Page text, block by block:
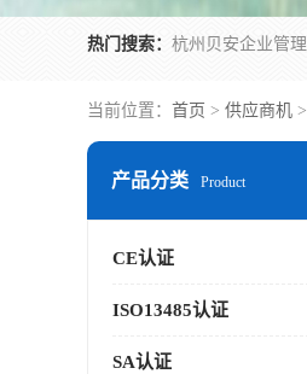
热门搜索：
当前位置： 首页 > 供应商机 >
产品分类 Product
CE认证
ISO13485认证
SA认证